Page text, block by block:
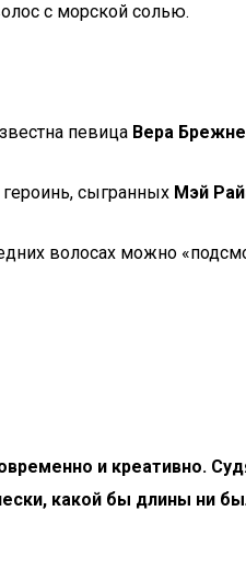
с морской солью.
певица Вера
сыгранных Мэй
волосах можно
и креативно.
какой бы длины ни